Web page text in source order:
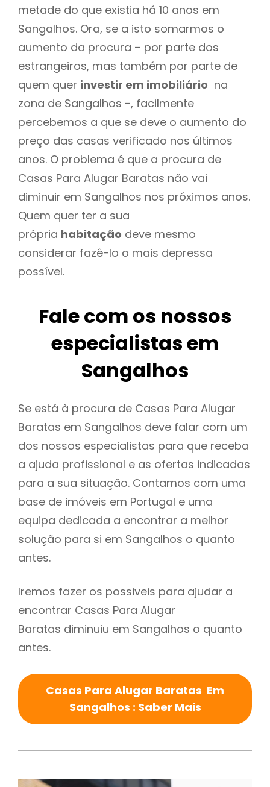
metade do que existia há 10 anos em
Sangalhos. Ora, se a isto somarmos o
aumento da procura – por parte dos
estrangeiros, mas também por parte de
quem quer investir em imobiliário na
zona de Sangalhos -, facilmente
percebemos a que se deve o aumento do
preço das casas verificado nos últimos
anos. O problema é que a procura de
Casas Para Alugar Baratas não vai
diminuir em Sangalhos nos próximos anos.
Quem quer ter a sua
própria habitação deve mesmo
considerar fazê-lo o mais depressa
possível.
Fale com os nossos
especialistas em
Sangalhos
Se está à procura de Casas Para Alugar
Baratas em Sangalhos deve falar com um
dos nossos especialistas para que receba
a ajuda profissional e as ofertas indicadas
para a sua situação. Contamos com uma
base de imóveis em Portugal e uma
equipa dedicada a encontrar a melhor
solução para si em Sangalhos o quanto
antes.
Iremos fazer os possiveis para ajudar a
encontrar Casas Para Alugar
Baratas diminuiu em Sangalhos o quanto
antes.
Casas Para Alugar Baratas Em
Sangalhos : Saber Mais